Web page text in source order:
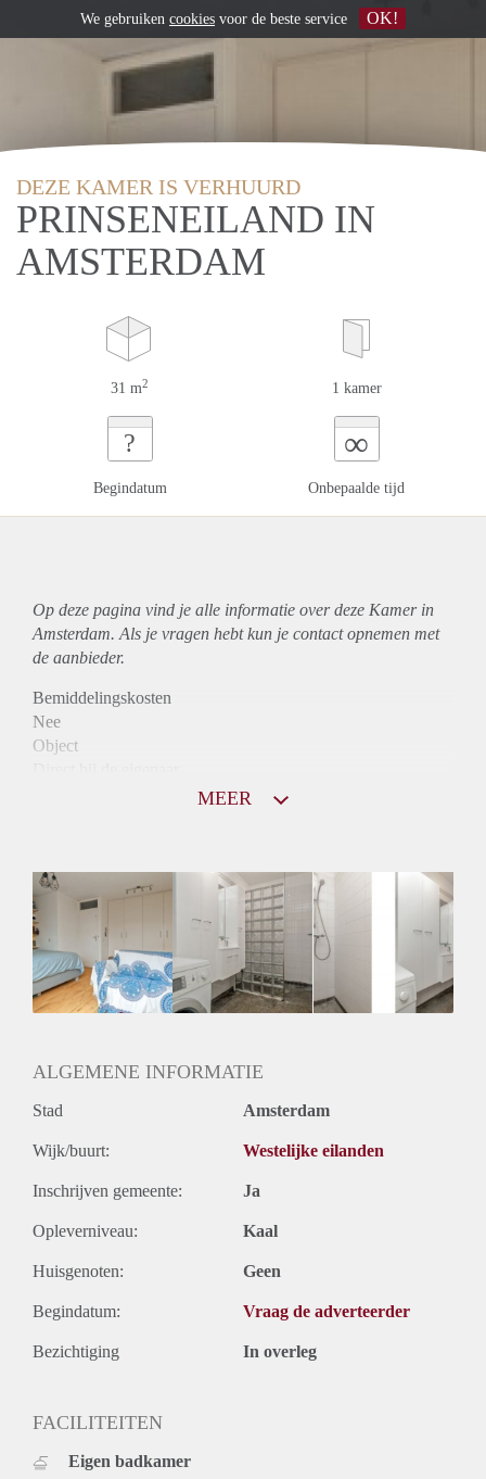
DEZE KAMER IS VERHUURD
PRINSENEILAND IN
AMSTERDAM
31 m2 1 kamer
?
Begindatum
∞
Onbepaalde tijd
Op deze pagina vind je alle informatie over deze Kamer in
Amsterdam. Als je vragen hebt kun je contact opnemen met
de aanbieder.
Bemiddelingskosten
Nee
Object
Huurtoeslag
Mogelijk
Inkomen eis
3,1 X Maandhuur Bruto
Huurtermijn
Onbepaalde termijn
MEER
ALGEMENE INFORMATIE
Stad Amsterdam
Wijk/buurt: Westelijke eilanden
Inschrijven gemeente: Ja
Opleverniveau: Kaal
Huisgenoten: Geen
Begindatum: Vraag de adverteerder
Bezichtiging In overleg
FACILITEITEN
Eigen badkamer
We gebruiken cookies voor de beste service OK!